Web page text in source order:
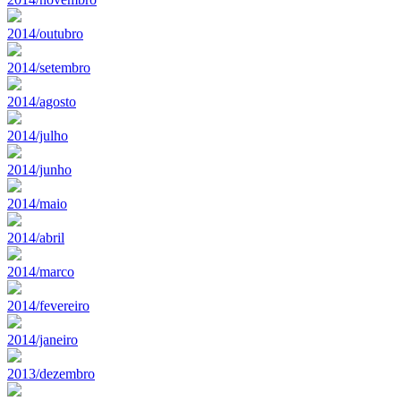
2014/outubro
2014/setembro
2014/agosto
2014/julho
2014/junho
2014/maio
2014/abril
2014/marco
2014/fevereiro
2014/janeiro
2013/dezembro